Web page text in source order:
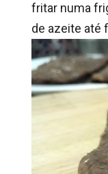
fritar numa
de azeite até